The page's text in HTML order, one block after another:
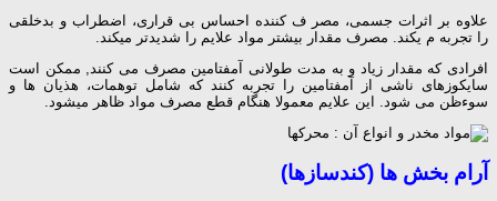
علاوه بر اثرات جسمی، مصر ف كننده احساس بی قراری، اضطراب و بدخلقی
را تجربه م یكند. مصرف مقدار بیشتر مواد علایم را شدیدتر میكند.
افرادی كه مقدار زیاد و به مدت طولانی آمفتامین مصرف می كنند, ممكن است
سایكوزهای ناشی از آمفتامین را تجربه كنند كه شامل توهمات، هذیان ها و
سوءظن می شود. این علایم معمولا هنگام قطع مصرف مواد ظاهر میشود.
آرام بخش ها (كندسازها)